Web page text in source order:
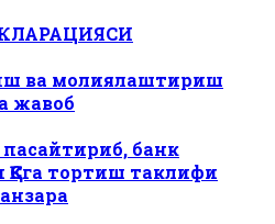
ва молиялаштириш
жавоб
банк
тортиш таклифи